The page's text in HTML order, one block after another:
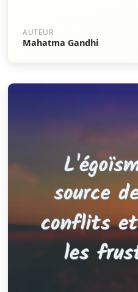
AUTEUR
Mahatma Gandhi